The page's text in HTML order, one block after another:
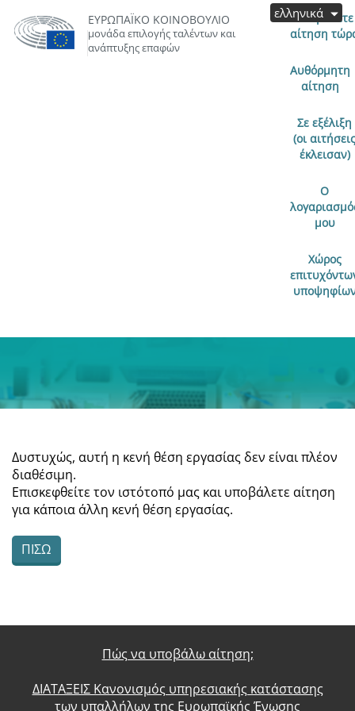
ΕΥΡΩΠΑΪΚΌ ΚΟΙΝΟΒΟΎΛΙΟ
μονάδα επιλογής ταλέντων και
ανάπτυξης επαφών
Υποβάλετε
αίτηση
Αυθόρμητη
αίτηση
Σε εξέλιξη
(οι αιτήσεις
έκλεισαν)
Ο
μου
Χώρος
ελληνικά
Δυστυχώς, αυτή η κενή θέση εργασίας δεν είναι πλέον
διαθέσιμη.
Επισκεφθείτε τον ιστότοπό μας και υποβάλετε αίτηση
για κάποια άλλη κενή θέση εργασίας.
ΠΊΣΩ
Πώς να υποβάλω αίτηση;
ΔΙΑΤΑΞΕΙΣ Κανονισμός υπηρεσιακής κατάστασης
των υπαλλήλων της Ευρωπαϊκής Ένωσης